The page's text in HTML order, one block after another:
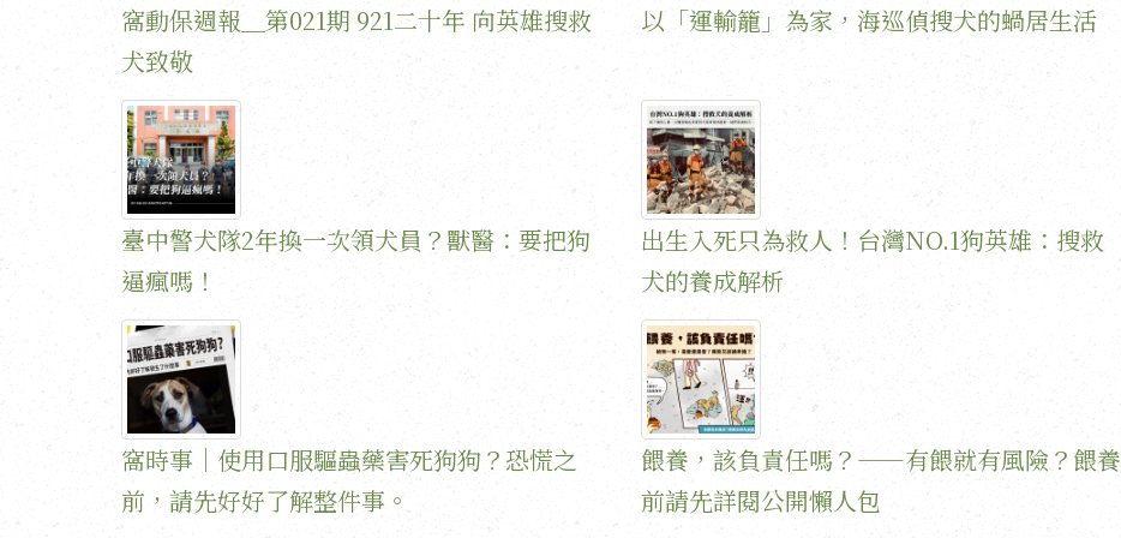
窩動保週報＿第021期 921二十年 向英雄搜救
犬致敬
以「運輸籠」為家，海巡偵搜犬的蝸居生活
臺中警犬隊2年換一次領犬員？獸醫：要把狗
逼瘋嗎！
出生入死只為救人！台灣NO.1狗英雄：搜救
犬的養成解析
窩時事｜使用口服驅蟲藥害死狗狗？恐慌之
前，請先好好了解整件事。
餵養，該負責任嗎？——有餵就有風險？餵養
前請先詳閱公開懶人包